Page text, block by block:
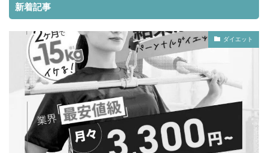
新着記事
ダイエット